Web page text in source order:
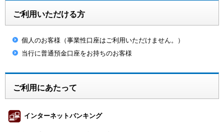
ご利用いただける方
個人のお客様（事業性口座はご利用いただけません。）
当行に普通預金口座をお持ちのお客様
ご利用にあたって
インターネットバンキング